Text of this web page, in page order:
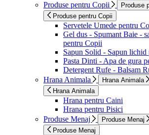
Produse pentru Copii
Produse
Produse pentru Copii
Servetele Umede pentru
Gel dus - Spumant Baie -
pentru Copii
Sapun Solid - Sapun
Pasta Dinti - Apa de gura
Detergent Rufe - Balsam
Hrana Animala
Hrana Animala
Hrana Animala
Hrana pentru Caini
Hrana pentru Pisici
Produse Menaj
Produse Menaj
Produse Menaj